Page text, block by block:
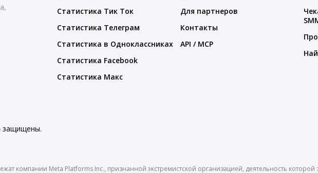
Статистика Тик Ток
Статистика Телеграм
Статистика в Одноклассниках
Статистика Facebook
Статистика Макс
Для партнеров
Контакты
API / MCP
защищены.
компании Meta Platforms Inc., признанной экстремистской организацией, деятельность